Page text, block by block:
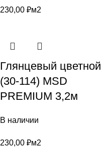
230,00 ₽м2
Глянцевый цветной
(30-114) MSD
PREMIUM 3,2м
В наличии
230,00 ₽м2